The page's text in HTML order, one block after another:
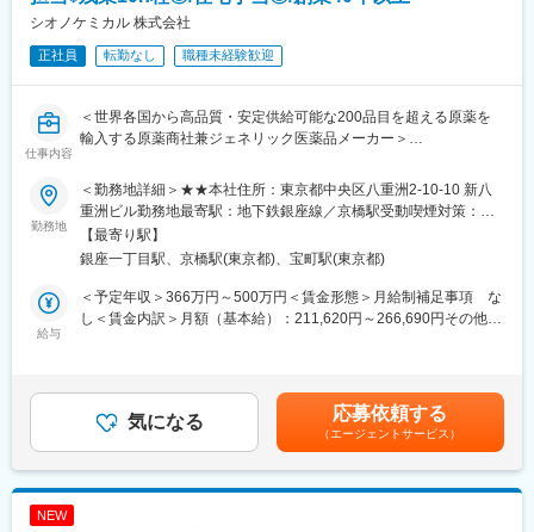
INSTYLE GROUPは、多業種の企業で構成されるアートコレクテ
を展開しています。
INSTYLE GROUP株式会社は、「INSTYLE GROUP」のグループ
変更の範囲：会社の定める業務
■本ポジションの魅力：
FMCG領域の即戦力として、企画立案から開発推進まで幅広い裁
量を持って商品開発に携われます。市場トレンドに敏感な環境
・当社はプライム上場資生堂のパーソナルケア事業を引き継いで
設立し、主に「スキンケア」「ヘアケア」「ボディケア」の3分野
「TSUBAKI」、「SENKA」、「fino」、「uno」等誰もが知って
いる知名度の高い製品を扱っています。
・当社の魅力点として、スタートアップならではの風通しの良い
社風です。社内外から講師を招き情報をインプットしながら、各
自が日ごろ直面している課題に対し、お互いにアイデアを出し合
う機会が定期的にあります。
シオノケミカル 株式会社
正社員 転勤なし 職種未経験歓迎
仕事内容
＜世界各国から高品質・安定供給可能な200品目を超える原薬を
輸入する原薬商社兼ジェネリック医薬品メーカー＞
同社はジェネリック医薬品のメーカー兼原薬商社として、患者に
安心・安全な医薬品を届けることを使命としています。今回募集
するポジションでは、企画開発部において新規製品（ジェネリッ
ク医薬品、OTC医薬品、医薬部外品、化粧品、健康食品、サプリ
メント等）の企画立案および開発、ならびにGCP業務に携わって
いただきます。薬学の知識をフルに活用し、将来的にはマネージ
ャー候補として活躍していただける方を求めています。
・新規製品の企画立案と関連法規調査
・社内向け説明資料の作成
・GCP業務：施設選定、治験契約関連資料の確認、治験薬納入の
勤務地
＜勤務地詳細＞★★本社住所：東京都中央区八重洲2-10-10 新八
重洲ビル勤務地最寄駅：地下鉄銀座線／京橋駅受動喫煙対策：敷
地内全面禁煙
【最寄り駅】
銀座一丁目駅、京橋駅(東京都)、宝町駅(東京都)
給与
＜予定年収＞366万円～500万円＜賃金形態＞月給制補足事項 な
し＜賃金内訳＞月額（基本給）：211,620円～266,690円その他固
無＞有＜残業手当＞有＜給与補足＞※年齢・経験・能力を考慮し、
同社規定に基づいて決定します。■昇給：年1回■賞与：年2回（7
月・12月）※賞与については入社1年経過後より支給算定期間に組
み入れます。賃金はあくまでも目安の金額であり、選考を通じて
上下する可能性があります。月給(月額)は固定手当を含めた表記で
気になる 応募依頼する
（エージェントサービス）
NEW